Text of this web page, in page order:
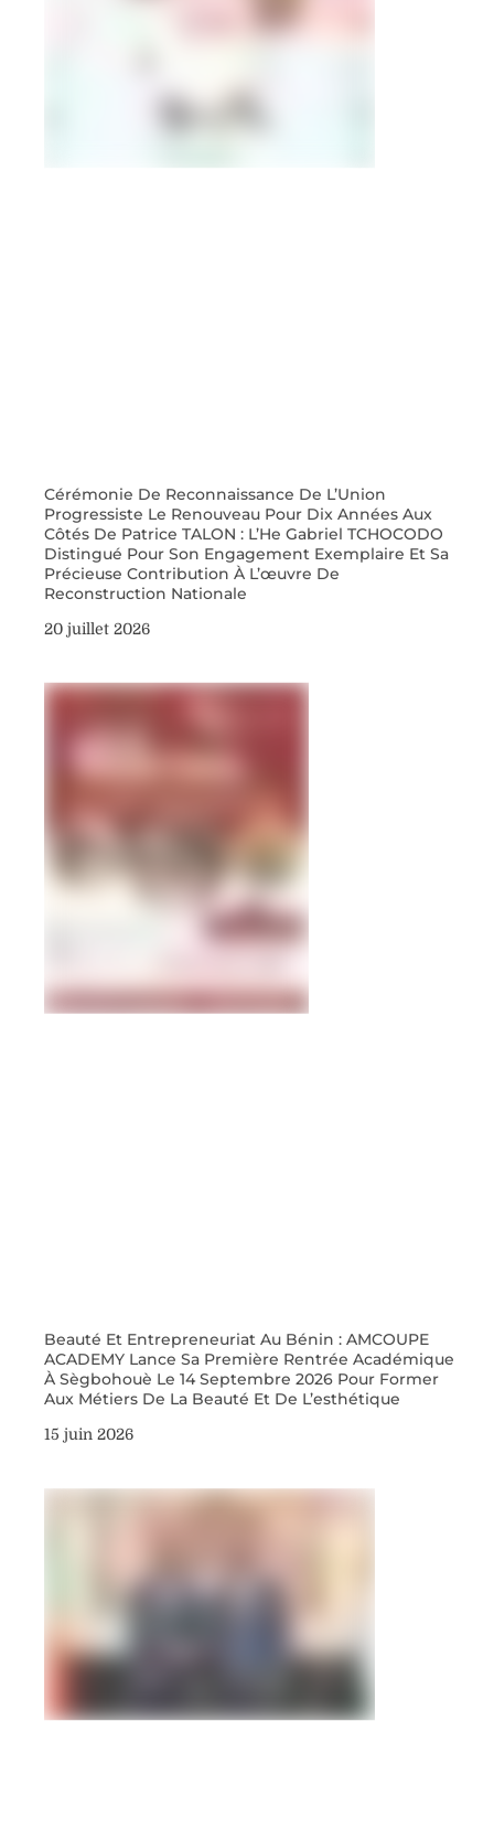
Cérémonie De Reconnaissance De L’Union
Progressiste Le Renouveau Pour Dix Années Aux
Côtés De Patrice TALON : L’He Gabriel TCHOCODO
Distingué Pour Son Engagement Exemplaire Et Sa
Précieuse Contribution À L’œuvre De
Reconstruction Nationale
20 juillet 2026
Beauté Et Entrepreneuriat Au Bénin : AMCOUPE
ACADEMY Lance Sa Première Rentrée Académique
À Sègbohouè Le 14 Septembre 2026 Pour Former
Aux Métiers De La Beauté Et De L’esthétique
15 juin 2026